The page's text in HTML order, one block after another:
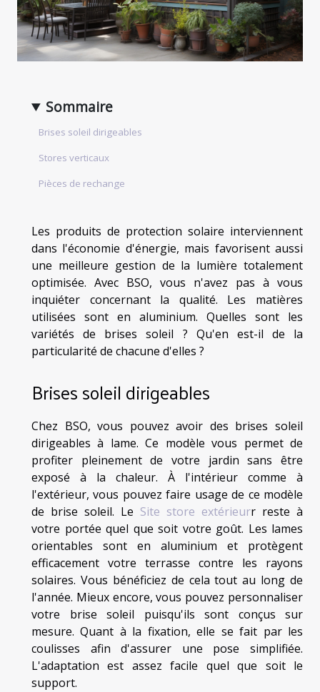
Sommaire
Brises soleil dirigeables
Stores verticaux
Pièces de rechange
Les produits de protection solaire interviennent
dans l'économie d'énergie, mais favorisent aussi
une meilleure gestion de la lumière totalement
optimisée. Avec BSO, vous n'avez pas à vous
inquiéter concernant la qualité. Les matières
utilisées sont en aluminium. Quelles sont les
variétés de brises soleil ? Qu'en est-il de la
particularité de chacune d'elles ?
Brises soleil dirigeables
Chez BSO, vous pouvez avoir des brises soleil
dirigeables à lame. Ce modèle vous permet de
profiter pleinement de votre jardin sans être
exposé à la chaleur. À l'intérieur comme à
l'extérieur, vous pouvez faire usage de ce modèle
de brise soleil. Le Site store extérieurr reste à
votre portée quel que soit votre goût. Les lames
orientables sont en aluminium et protègent
efficacement votre terrasse contre les rayons
solaires. Vous bénéficiez de cela tout au long de
l'année. Mieux encore, vous pouvez personnaliser
votre brise soleil puisqu'ils sont conçus sur
mesure. Quant à la fixation, elle se fait par les
coulisses afin d'assurer une pose simplifiée.
L'adaptation est assez facile quel que soit le
support.